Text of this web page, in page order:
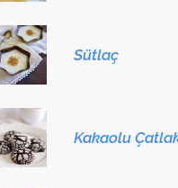
Sütlaç
Kakaolu